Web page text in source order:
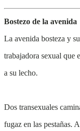
Bostezo de la avenida
La avenida bosteza y
trabajadora sexual que
a su lecho.
Dos transexuales
fugaz en las pestañas.